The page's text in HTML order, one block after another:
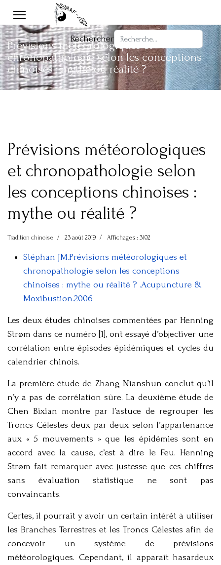
Rechercher
Prévisions météorologiques et
chronopathologie selon les conceptions
chinoises : mythe ou réalité ?
Prévisions météorologiques
et chronopathologie selon
les conceptions chinoises :
mythe ou réalité ?
Tradition chinoise 23 août 2019 Affichages : 3102
Stéphan JM.Prévisions météorologiques et
chronopathologie selon les conceptions
chinoises : mythe ou réalité ? .Acupuncture &
Moxibustion.2006
Les deux études chinoises commentées par Henning
Strøm dans ce numéro [1], ont essayé d’objectiver une
corrélation entre épisodes épidémiques et cycles du
calendrier chinois.
La première étude de Zhang Nianshun conclut qu’il
n’y a pas de corrélation sûre. La deuxième étude de
Chen Bixian montre par l’astuce de regrouper les
Troncs Célestes deux par deux selon l’appartenance
aux « 5 mouvements » que les épidémies sont en
accord avec la cause, c’est à dire le Feu. Henning
Strøm fait remarquer avec justesse que ces chiffres
sans évaluation statistique ne sont pas
convaincants.
Certes, il pourrait y avoir un certain intérêt à utiliser
les Branches Terrestres et les Troncs Célestes afin de
concevoir un système de prévisions
météorologiques. Cependant, il apparaît hasardeux